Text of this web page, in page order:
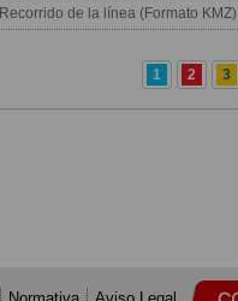
Recorrido de la línea (Formato KMZ)
1 2 3